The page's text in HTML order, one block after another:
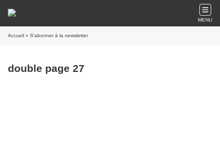
MENU
Accueil » S'abonner à la newsletter
double page 27